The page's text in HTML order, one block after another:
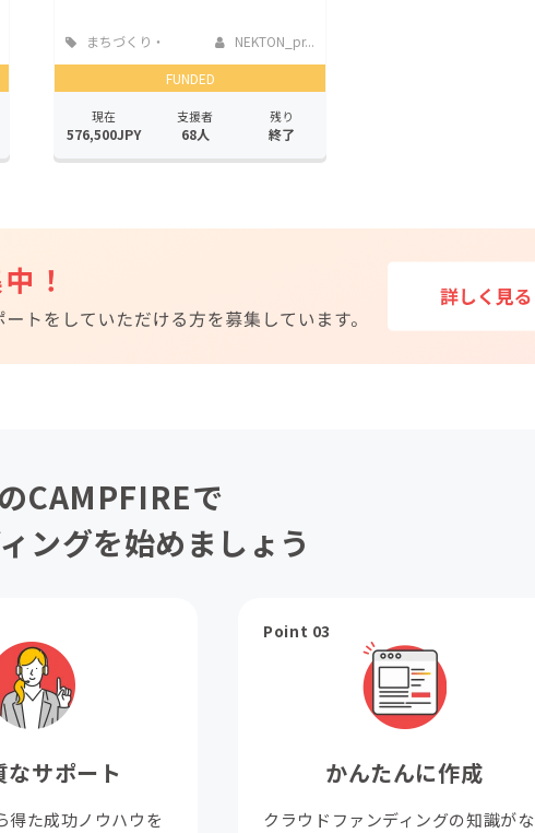
まちづくり・
地域活性化
NEKTON_pr...
FUNDED
現在
576,500JPY
支援者
68人
残り
終了
CAMPFIREで
ングを始めましょう
なサポート
得た成功ノウハウを
Point 03
かんたんに作成
クラウドファンディングの知識がな